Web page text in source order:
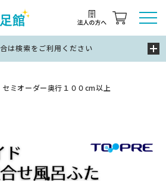
は検索をご利用ください
セミオーダー奥行１００cm以上